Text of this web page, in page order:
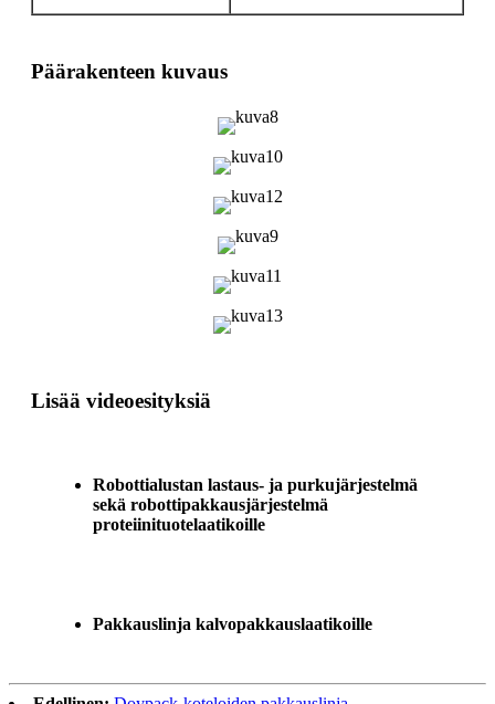
Päärakenteen kuvaus
Lisää videoesityksiä
Robottialustan lastaus- ja purkujärjestelmä
sekä robottipakkausjärjestelmä
proteiinituotelaatikoille
Pakkauslinja kalvopakkauslaatikoille